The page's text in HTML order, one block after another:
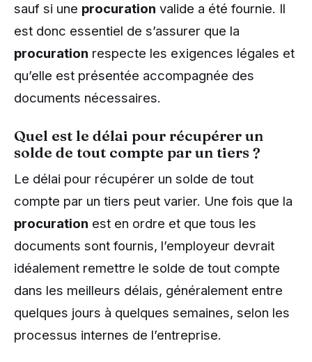
sauf si une procuration valide a été fournie. Il
est donc essentiel de s’assurer que la
procuration respecte les exigences légales et
qu’elle est présentée accompagnée des
documents nécessaires.
Quel est le délai pour récupérer un
solde de tout compte par un tiers ?
Le délai pour récupérer un solde de tout
compte par un tiers peut varier. Une fois que la
procuration est en ordre et que tous les
documents sont fournis, l’employeur devrait
idéalement remettre le solde de tout compte
dans les meilleurs délais, généralement entre
quelques jours à quelques semaines, selon les
processus internes de l’entreprise.